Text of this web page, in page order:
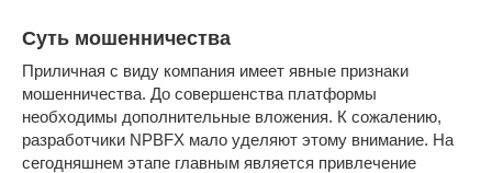
Суть мошенничества
Приличная с виду компания имеет явные признаки
мошенничества. До совершенства платформы
необходимы дополнительные вложения. К сожалению,
разработчики NPBFX мало уделяют этому внимание. На
сегодняшнем этапе главным является привлечение